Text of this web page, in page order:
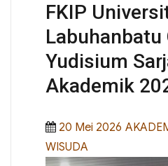
FKIP
Labuhanbatu
Yudisium
Akademik
Posted
on
20 Mei 2026
WISUDA